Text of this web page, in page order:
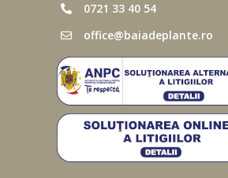
0721 33 40 54
office@baiadeplante.ro